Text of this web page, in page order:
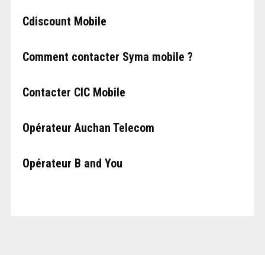
Cdiscount Mobile
Comment contacter Syma mobile ?
Contacter CIC Mobile
Opérateur Auchan Telecom
Opérateur B and You